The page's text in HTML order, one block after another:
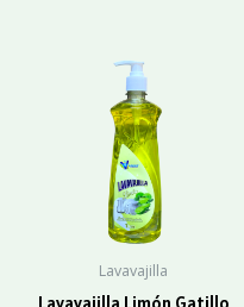
Lavavajilla
Lavavajilla Limón Gatillo